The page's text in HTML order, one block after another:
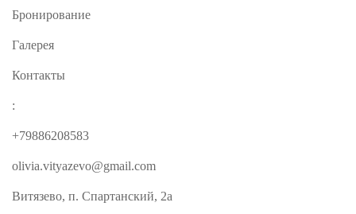
Бронирование
Галерея
Контакты
:
+79886208583
olivia.vityazevo@gmail.com
Витязево, п. Спартанский, 2а